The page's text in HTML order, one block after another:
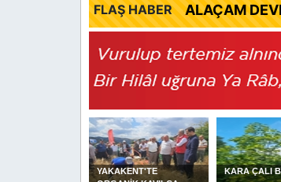
FLAŞ HABER ALAÇAM
KARA ÇALI BİTKİSİ